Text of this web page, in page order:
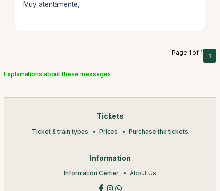
Muy atentamente,
Page 1 of 1 1
Explainations about these messages
Tickets
Ticket & train types Prices Purchase the tickets
Information
Information Center About Us